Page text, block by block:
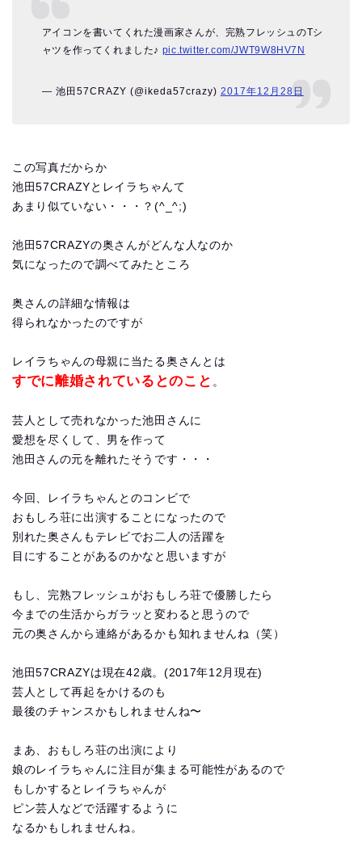
アイコンを書いてくれた漫画家さんが、完熟フレッシュのTシ
ャツを作ってくれました♪ pic.twitter.com/JWT9W8HV7N
— 池田57CRAZY (@ikeda57crazy) 2017年12月28日
この写真だからか
池田57CRAZYとレイラちゃんて
あまり似ていない・・・？(^_^;)
池田57CRAZYの奥さんがどんな人なのか
気になったので調べてみたところ
奥さんの詳細な情報は
得られなかったのですが
レイラちゃんの母親に当たる奥さんとは
すでに離婚されているとのこと 。
芸人として売れなかった池田さんに
愛想を尽くして、男を作って
池田さんの元を離れたそうです・・・
今回、レイラちゃんとのコンビで
おもしろ荘に出演することになったので
別れた奥さんもテレビでお二人の活躍を
目にすることがあるのかなと思いますが
もし、完熟フレッシュがおもしろ荘で優勝したら
今までの生活からガラッと変わると思うので
元の奥さんから連絡があるかも知れませんね（笑）
池田57CRAZYは現在42歳。(2017年12月現在)
芸人として再起をかけるのも
最後のチャンスかもしれませんね〜
まあ、おもしろ荘の出演により
娘のレイラちゃんに注目が集まる可能性があるので
もしかするとレイラちゃんが
ピン芸人などで活躍するように
なるかもしれませんね。